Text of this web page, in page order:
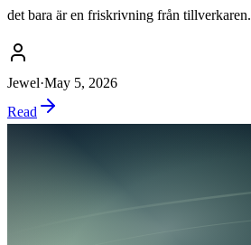
det bara är en friskrivning från tillverkaren.
Jewel·May 5, 2026
Read